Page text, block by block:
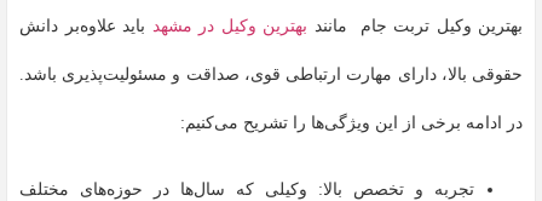
بهترین وکیل تربت جام مانند بهترین وکیل در مشهد باید علاوه‌بر دانش
حقوقی بالا، دارای مهارت ارتباطی قوی، صداقت و مسئولیت‌پذیری باشد.
در ادامه برخی از این ویژگی‌ها را تشریح می‌کنیم:
تجربه و تخصص بالا: وکیلی که سال‌ها در حوزه‌های مختلف